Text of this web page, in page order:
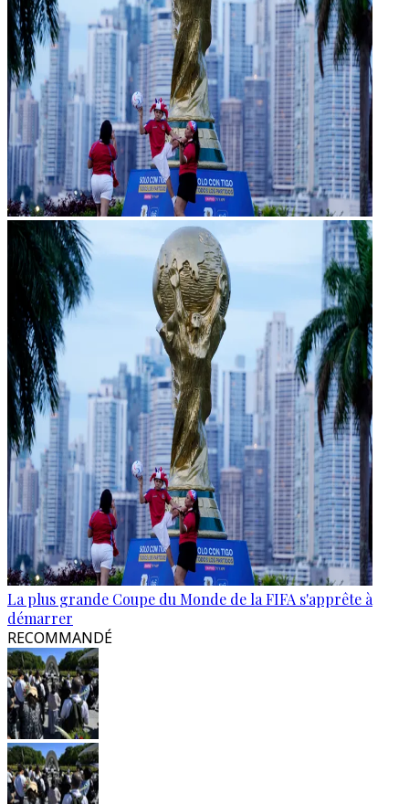
La plus grande Coupe du Monde de la FIFA s'apprête à
démarrer
RECOMMANDÉ